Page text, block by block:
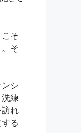
そ
そ
シ
練
訪れ
る